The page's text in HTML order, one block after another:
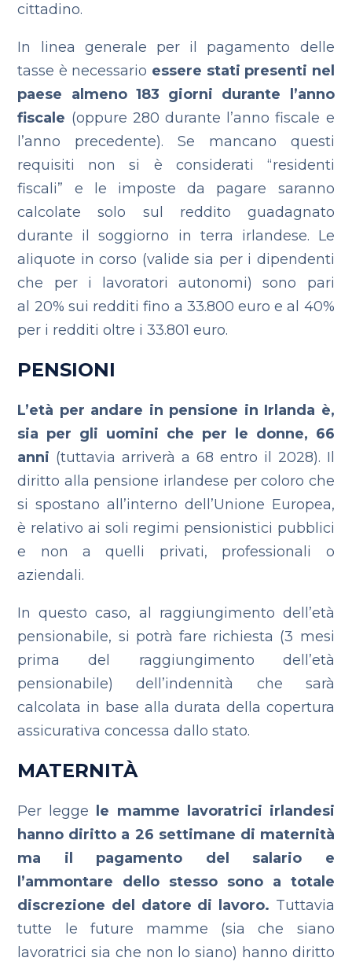
cittadino.
In linea generale per il pagamento delle
tasse è necessario essere stati presenti nel
paese almeno 183 giorni durante l’anno
fiscale (oppure 280 durante l’anno fiscale e
l’anno precedente). Se mancano questi
requisiti non si è considerati “residenti
fiscali” e le imposte da pagare saranno
calcolate solo sul reddito guadagnato
durante il soggiorno in terra irlandese. Le
aliquote in corso (validesia per i dipendenti
che per i lavoratori autonomi) sono pari
al 20% sui redditi fino a 33.800 euro e al 40%
per i redditi oltre i 33.801 euro.
PENSIONI
L’età per andare in pensione in Irlanda è,
sia per gli uomini che per le donne, 66
anni (tuttavia arriverà a 68 entro il 2028). Il
diritto alla pensione irlandese per coloro che
si spostano all’interno dell’Unione Europea,
è relativo ai soli regimi pensionistici pubblici
e non a quelli privati, professionali o
aziendali.
In questo caso, al raggiungimento dell’età
pensionabile, si potrà fare richiesta (3 mesi
prima del raggiungimento dell’età
pensionabile) dell’indennità che sarà
calcolata in base alla durata della copertura
assicurativa concessa dallo stato.
MATERNITÀ
Per legge
le mamme lavoratrici irlandesi
hanno diritto a 26 settimane di maternità
ma il pagamento del salario e
l’ammontare dello stesso sono a totale
discrezione del datore di lavoro. Tuttavia
tutte le future mamme (sia che siano
lavoratrici sia che non lo siano) hanno diritto